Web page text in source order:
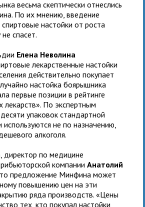
весьма скептически отнеслись
По их мнению, введение
настойки от роста
не спасет.
Елена Неволина
лекарственные настойки
действительно покупает
настойка боярышника
первые позиции в рейтинге
По экспертным
упаковок стандартной
используются не по назначению,
алкоголя.
директор по медицине
компанииАнатолий
предложение Минфина может
повышению цен на эти
ряда производств. «Цены
тех, кто покупал настойки